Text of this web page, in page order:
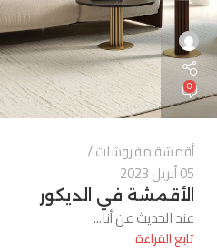
0
أقمشة مفروشات
05 أبريل 2023
الأقمشة في الديكور
عند الحديث عن أنا...
تابع القراءة